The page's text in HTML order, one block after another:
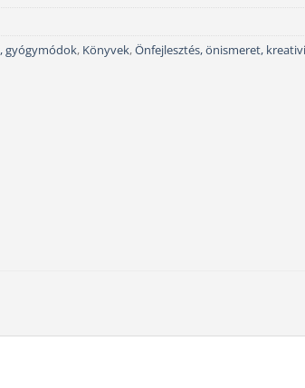
gyógymódok, Könyvek,Önfejlesztés, önismeret,